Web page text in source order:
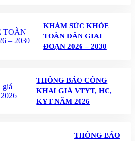
KHÁM SỨC KHỎE
TOÀN DÂN GIAI
ĐOẠN 2026 – 2030
THÔNG BÁO CÔNG
KHAI GIÁ VTYT, HC,
KYT NĂM 2026
THÔNG BÁO